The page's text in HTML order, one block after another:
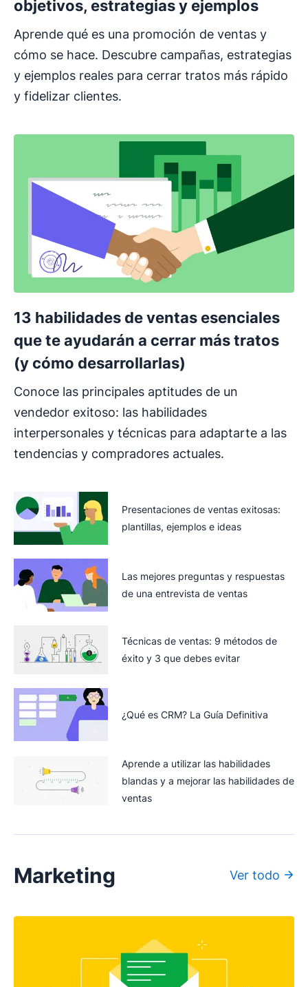
objetivos, estrategias y ejemplos
Aprende qué es una promoción de ventas y
cómo se hace. Descubre campañas, estrategias
y ejemplos reales para cerrar tratos más rápido
y fidelizar clientes.
13 habilidades de ventas esenciales
que te ayudarán a cerrar más tratos
(y cómo desarrollarlas)
Conoce las principales aptitudes de un
vendedor exitoso: las habilidades
interpersonales y técnicas para adaptarte a las
tendencias y compradores actuales.
Presentaciones de ventas exitosas:
plantillas, ejemplos e ideas
Las mejores preguntas y respuestas
de una entrevista de ventas
Técnicas de ventas: 9 métodos de
éxito y 3 que debes evitar
¿Qué es CRM? La Guía Definitiva
Aprende a utilizar las habilidades
blandas y a mejorar las habilidades de
ventas
Marketing Ver todo